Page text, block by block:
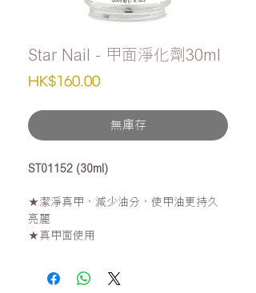
Star Nail - 甲面淨化劑30ml
HK$160.00價
無庫存
ST01152 (30ml)
★潔淨真甲，減少油分，使甲油更持久
亮麗
★真甲面使用